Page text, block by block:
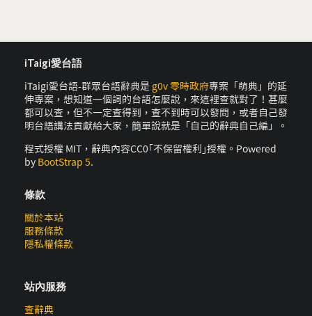
iTaigi愛台語
iTaigi愛台語-群眾台語辭典是 g0v 零時政府專案「萌典」的延
伸專案，想知道一個詞的台語怎麼說，來這裡查就對了！甚麼
都可以查，但不一定查得到，查不到時可以發問，或者自己發
明台語講法貢獻給大家，簡單說就是「自己的辭典自己編」。
程式授權 MIT，辭典內容CC0｢不保留權利｣授權。Powered
by BootStrap 5.
條款
關於本站
服務條款
隱私權條款
站內服務
查辭典